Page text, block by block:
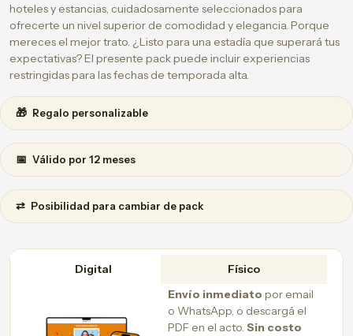
hoteles y estancias, cuidadosamente seleccionados para
ofrecerte un nivel superior de comodidad y elegancia. Porque
mereces el mejor trato. ¿Listo para una estadía que superará tus
expectativas? El presente pack puede incluir experiencias
restringidas para las fechas de temporada alta.
🎁 Regalo personalizable
📅 Válido por 12 meses
⇄ Posibilidad para cambiar de pack
Digital
Físico
Envío inmediato por email
o WhatsApp, o descargá el
PDF en el acto. Sin costo